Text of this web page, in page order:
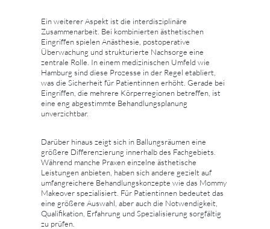
Ein weiterer Aspekt ist die interdisziplinäre
Zusammenarbeit. Bei kombinierten ästhetischen
Eingriffen spielen Anästhesie, postoperative
Überwachung und strukturierte Nachsorge eine
zentrale Rolle. In einem medizinischen Umfeld wie
Hamburg sind diese Prozesse in der Regel etabliert,
was die Sicherheit für Patientinnen erhöht. Gerade bei
Eingriffen, die mehrere Körperregionen betreffen, ist
eine eng abgestimmte Behandlungsplanung
unverzichtbar.
Darüber hinaus zeigt sich in Ballungsräumen eine
größere Differenzierung innerhalb des Fachgebiets.
Während manche Praxen einzelne ästhetische
Leistungen anbieten, haben sich andere gezielt auf
umfangreichere Behandlungskonzepte wie das Mommy
Makeover spezialisiert. Für Patientinnen bedeutet das
eine größere Auswahl, aber auch die Notwendigkeit,
Qualifikation, Erfahrung und Spezialisierung sorgfältig
zu prüfen.